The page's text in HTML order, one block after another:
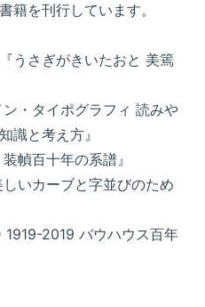
籍を刊行しています。
うさぎがきいたおと 美篶
・タイポグラフィ 読みや
識と考え方』
幀百十年の系譜』
いカーブと字並びのため
1919-2019 バウハウス百年